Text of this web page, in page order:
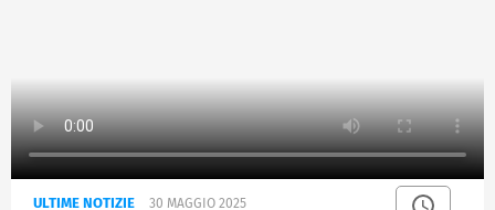
ULTIME NOTIZIE 30 MAGGIO 2025